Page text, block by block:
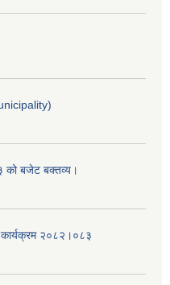
को बजेट बक्तव्य।
कार्यक्रम २०८२।०८३